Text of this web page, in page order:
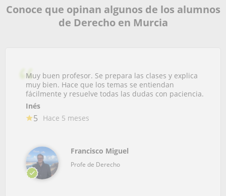
Conoce que opinan algunos de los alumnos
de Derecho en Murcia
Muy buen profesor. Se prepara las clases y explica
muy bien. Hace que los temas se entiendan
fácilmente y resuelve todas las dudas con paciencia.
Inés
5 Hace 5 meses
Francisco Miguel
Profe de Derecho